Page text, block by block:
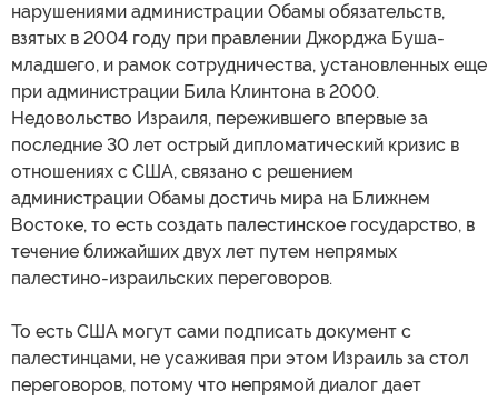
нарушениями администрации Обамы обязательств,
взятых в 2004 году при правлении Джорджа Буша-
младшего, и рамок сотрудничества, установленных еще
при администрации Била Клинтона в 2000.
Недовольство Израиля, пережившего впервые за
последние 30 лет острый дипломатический кризис в
отношениях с США, связано с решением
администрации Обамы достичь мира на Ближнем
Востоке, то есть создать палестинское государство, в
течение ближайших двух лет путем непрямых
палестино-израильских переговоров.
То есть США могут сами подписать документ с
палестинцами, не усаживая при этом Израиль за стол
переговоров, потому что непрямой диалог дает